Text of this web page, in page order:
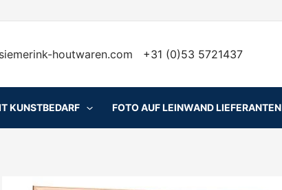
houtwaren.com +31 (0)53 5721437
KUNSTBEDARF FOTO AUF LEINWAND LIEFERANTEN